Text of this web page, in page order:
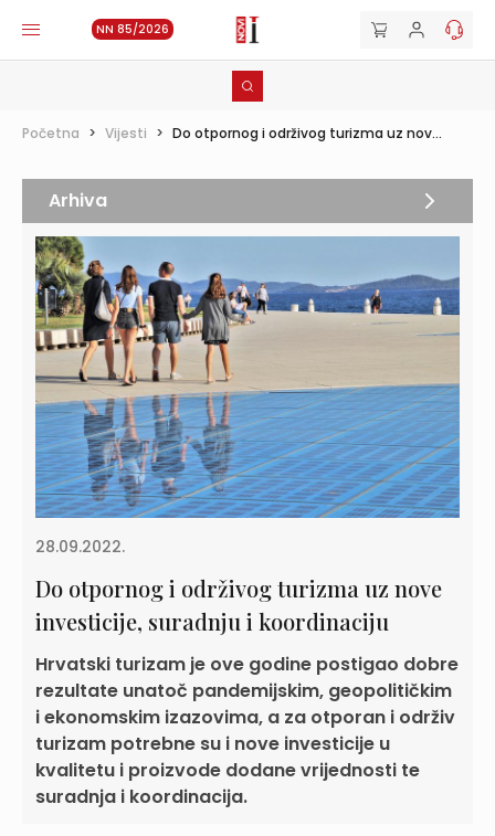
NN 85/2026
Početna > Vijesti > Do otpornog i održivog turizma uz nov...
28.09.2022.
Do otpornog i održivog turizma uz nove
investicije, suradnju i koordinaciju
Hrvatski turizam je ove godine postigao dobre
rezultate unatoč pandemijskim, geopolitičkim
i ekonomskim izazovima, a za otporan i održiv
turizam potrebne su i nove investicije u
kvalitetu i proizvode dodane vrijednosti te
suradnja i koordinacija.
Arhiva